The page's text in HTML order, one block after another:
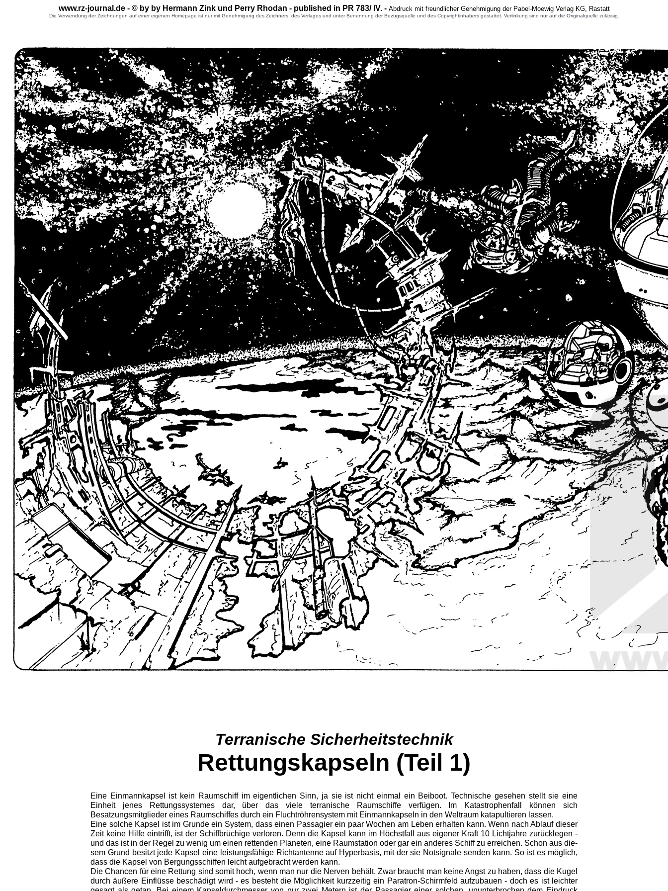
www.rz-journal.de - © by by Hermann Zinkund Perry Rhodan - published in PR 783/ IV. - Abdruck mit freundlicher Genehmigung der Pabel-Moewig Verlag KG, Rastatt
Die Verwendung der Zeichnungen auf einer eigenen Homepage ist nur mit Genehmigung des Zeichners, des Verlages und unter Benennung der Bezugsquelle und des Copyrightinhabers gestattet. Verlinkung sind nur auf die Originalquelle zulässig.
Terranische Sicherheitstechnik
Rettungskapseln (Teil 1)
Eine Einmannkapsel ist kein Raumschiff im eigentlichen Sinn, ja sie ist nicht einmal ein Beiboot. Technische gesehen stellt sie eine
Einheit jenes Rettungssystemes dar, über das viele terranische Raumschiffe verfügen. Im Katastrophenfall können sich
Besatzungsmitglieder ei­nes Raumschiffes durch ein Fluchtröhrensystem mit Einmannkapseln in den Weltraum katapultieren lassen.
Eine solche Kapsel ist im Grunde ein System, dass einen Passagier ein paar Wochen am Leben erhalten kann. Wenn nach Ablauf dieser
Zeit keine Hilfe eintrifft, ist der Schiffbrüchige verloren. Denn die Kapsel kann im Höchstfall aus eigener Kraft 10 Lichtjahre zurücklegen -
und das ist in der Regel zu wenig um einen rettenden Planeten, eine Raumstation oder gar ein anderes Schiff zu erreichen. Schon aus die­
sem Grund besitzt jede Kapsel eine leistungsfähige Richtantenne auf Hyperbasis, mit der sie Notsignale senden kann. So ist es möglich,
dass die Kapsel von Bergungsschiffen leicht aufgebracht werden kann.
Die Chancen für eine Rettung sind somit hoch, wenn man nur die Nerven behält. Zwar braucht man keine Angst zu haben, dass die Ku­gel
durch äußere Einflüsse beschädigt wird - es besteht die Möglich­keit kurzzeitig ein Paratron-Schirmfeld aufzubauen - doch es ist leich­ter